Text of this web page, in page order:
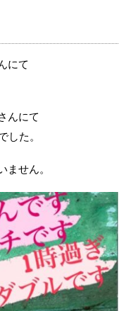
にて
んにて
した。
ません。